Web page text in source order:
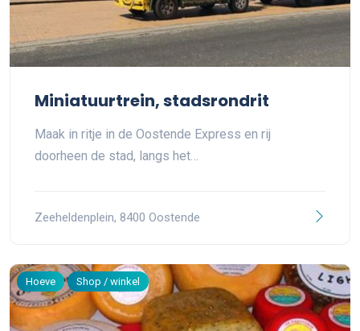
Miniatuurtrein, stadsrondrit
Maak in ritje in de Oostende Express en rij
doorheen de stad, langs het…
Zeeheldenplein, 8400 Oostende
Hoeve Shop / winkel